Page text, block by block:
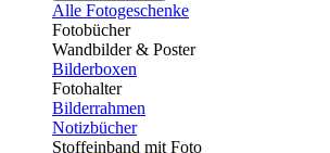
Alle Fotogeschenke
Fotobücher
Wandbilder & Poster
Bilderboxen
Fotohalter
Bilderrahmen
Notizbücher
Stoffeinband mit Foto